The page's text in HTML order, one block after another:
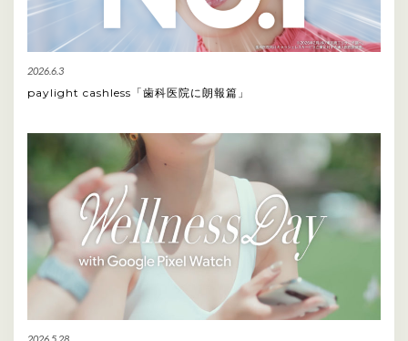
2026.6.3
paylight cashless「歯科医院に朗報篇」
2026.5.28